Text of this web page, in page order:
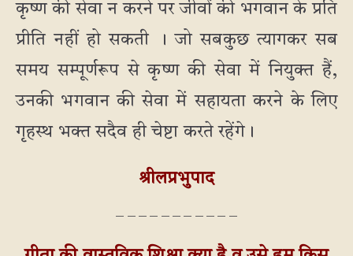
कृष्ण की सेवा न करने पर जीवों की भगवान के प्रति
प्रीति नहीं हो सकती । जो सबकुछ त्यागकर सब
समय सम्पूर्णरूप से कृष्ण की सेवा में नियुक्त हैं,
उनकी भगवान की सेवा में सहायता करने के लिए
गृहस्थ भक्त सदैव ही चेष्टा करते रहेंगे।
श्रीलप्रभुपाद